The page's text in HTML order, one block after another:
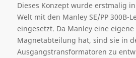
Dieses Konzept wurde erstmalig
Welt mit den Manley SE/PP 300B-
eingesetzt. Da Manley eineeigene
Magnetabteilung hat, sind siein
Ausgangstransformatoren zu